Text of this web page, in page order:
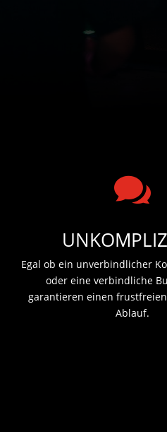

Egal ob ein unverbindlicher
oder eine verbindliche
garantieren einen
Ablauf.